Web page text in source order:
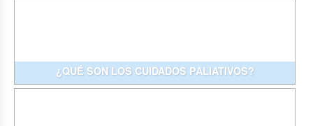
¿QUÉ SON LOS CUIDADOS PALIATIVOS?